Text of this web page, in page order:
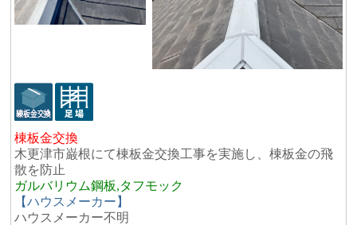
棟板金交換
木更津市巌根にて棟板金交換工事を実施し、棟板金の飛
散を防止
ガルバリウム鋼板,タフモック
【ハウスメーカー】
ハウスメーカー不明